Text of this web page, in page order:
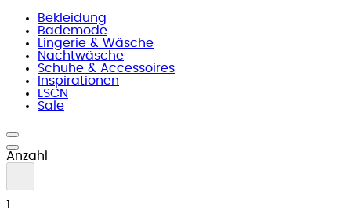
Bekleidung
Bademode
Lingerie & Wäsche
Nachtwäsche
Schuhe & Accessoires
Inspirationen
LSCN
Sale
Anzahl
1